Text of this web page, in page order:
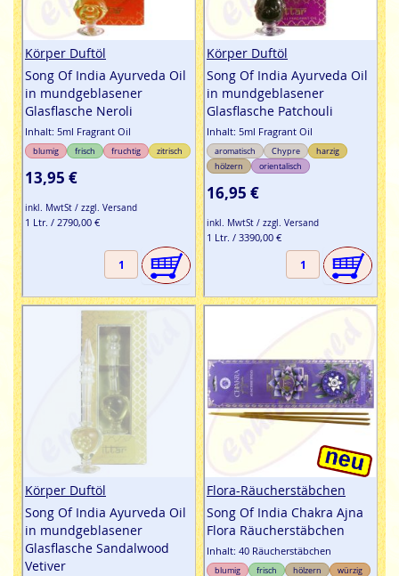
Körper Duftöl
Song Of India Ayurveda Oil
in mundgeblasener
Glasflasche Neroli
Inhalt: 5ml Fragrant Oil
blumig frisch fruchtig zitrisch
13,95 €
inkl. MwtSt / zzgl. Versand
1 Ltr. / 2790,00 €
Körper Duftöl
Song Of India Ayurveda Oil
in mundgeblasener
Glasflasche Patchouli
Inhalt: 5ml Fragrant Oil
aromatisch Chypre
harzig
hölzern
orientalisch
16,95 €
inkl. MwtSt / zzgl. Versand
1 Ltr. / 3390,00 €
Körper Duftöl
Song Of India Ayurveda Oil
in mundgeblasener
Glasflasche Sandalwood
Vetiver
Flora-Räucherstäbchen
Song Of India Chakra Ajna
Flora Räucherstäbchen
Inhalt: 40 Räucherstäbchen
blumig frisch hölzern würzig